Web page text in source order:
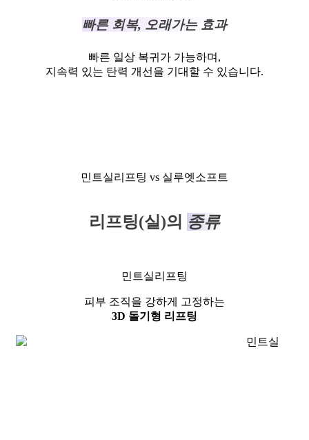
빠른 회복, 오래가는 효과
빠른 일상 복귀가 가능하며,
지속력 있는 탄력 개선을 기대할 수 있습니다.
민트실리프팅 vs 실루엣소프트
리프팅(실)의 종류
민트실리프팅
피부 조직을 강하게 고정하는
3D 돌기형 리프팅